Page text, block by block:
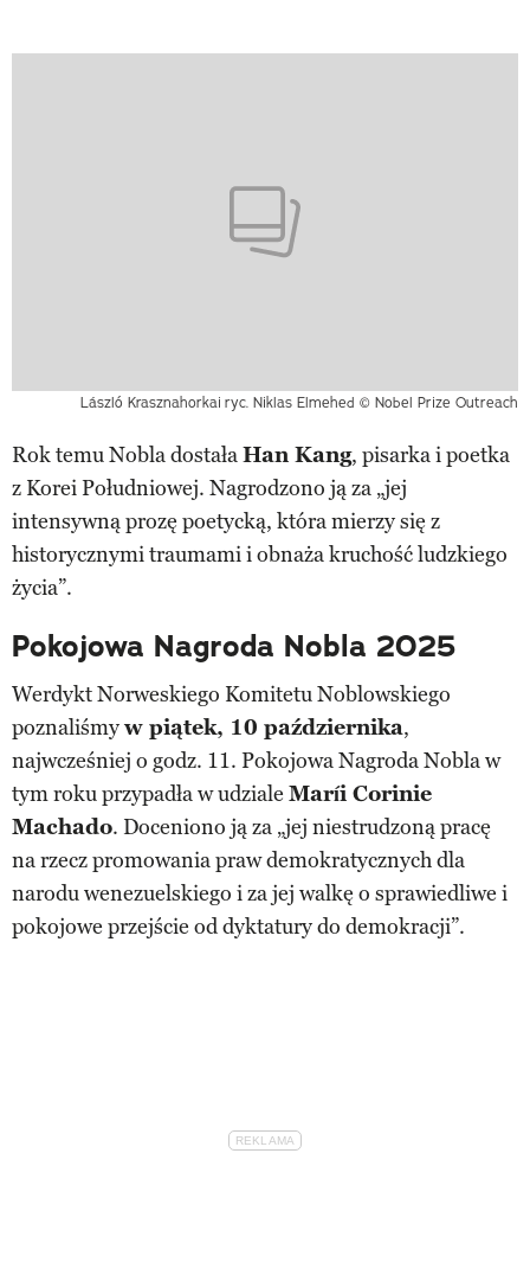
László Krasznahorkai ryc. Niklas Elmehed © Nobel Prize Outreach
Rok temu Nobla dostałaHan Kang, pisarka i poetka
z Korei Południowej. Nagrodzono ją za „jej
intensywną prozę poetycką, która mierzy się z
historycznymi traumami i obnaża kruchość ludzkiego
życia”.
Pokojowa Nagroda Nobla 2025
Werdykt Norweskiego Komitetu Noblowskiego
poznaliśmyw piątek, 10 października,
najwcześniej o godz. 11. Pokojowa Nagroda Nobla w
tym roku przypadła w udziale Maríi Corinie
Machado. Doceniono ją za „jej niestrudzoną pracę
na rzecz promowania praw demokratycznych dla
narodu wenezuelskiego i za jej walkę o sprawiedliwe i
pokojowe przejście od dyktatury do demokracji”.